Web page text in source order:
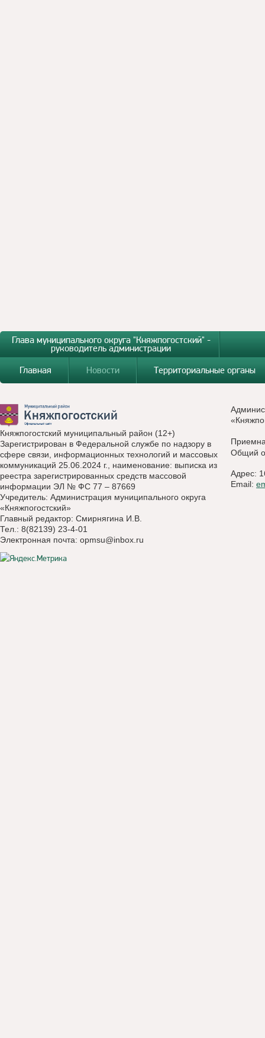
Глава муниципального округа "Княжпогостский" -
руководитель администрации
Главная
Новости Территориальные органы
Княжпогостский муниципальный район (12+)
Зарегистрирован в Федеральной службе по надзору в
сфере связи, информационных технологий и массовых
коммуникаций 25.06.2024 г., наименование: выписка из
реестра зарегистрированных средств массовой
информации ЭЛ № ФС 77 – 87669
Учредитель: Администрация муниципального округа
«Княжпогостский»
Главный редактор: Смирнягина И.В.
Тел.: 8(82139) 23-4-01
Электронная почта: opmsu@inbox.ru
Общий
Адрес:
Email: